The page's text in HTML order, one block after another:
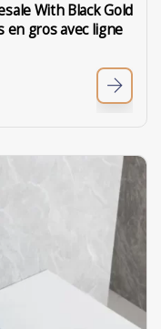
With Black Gold
en gros avec ligne